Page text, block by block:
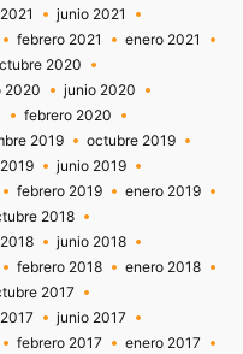
junio 2021
febrero 2021
enero 2021
2020
2020
junio 2020
febrero 2020
2019
octubre 2019
junio 2019
febrero 2019
enero 2019
2018
junio 2018
febrero 2018
enero 2018
2017
junio 2017
febrero 2017
enero 2017